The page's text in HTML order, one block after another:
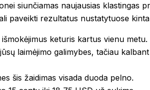
siunčiamas naujausias klastingas
paveikti rezultatus nustatytuose
keturis kartus vienu metu.
laimėjimo galimybes, tačiau
šis žaidimas visada duoda pelno.